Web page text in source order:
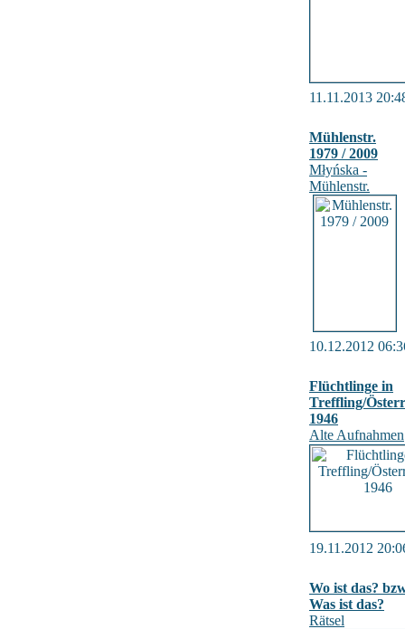
11.11.2013
Mühlenstr.
1979 / 2009
Młyńska -
Mühlenstr.
10.12.2012
Flüchtlinge in
Treffling/
1946
Alte Aufnahmen
19.11.2012
Wo ist das?
Was ist das?
Rätsel